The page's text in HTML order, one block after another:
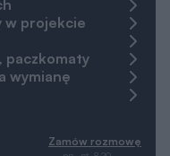
w projekcie
paczkomaty
wymianę
Zamów rozmowę